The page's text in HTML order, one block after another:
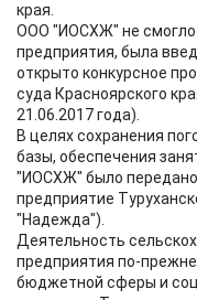
края.
ООО "ИОСХЖ" не смогло
предприятия, была
открыто конкурсное
суда Красноярского
21.06.2017 года).
В целях сохранения
базы, обеспечения
"ИОСХЖ" было передано
предприятие
"Надежда").
Деятельность
предприятия по-
бюджетной сферы и